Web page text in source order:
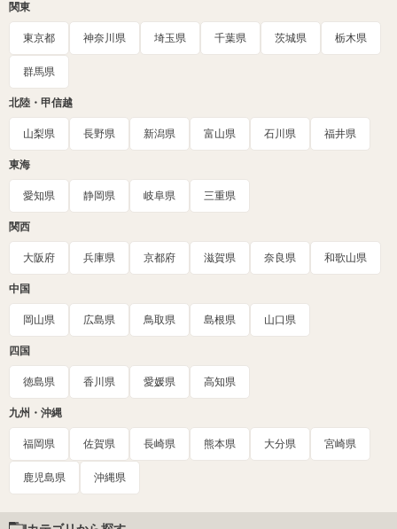
関東
東京都 神奈川県 埼玉県 千葉県 茨城県 栃木県
群馬県
北陸・甲信越
山梨県 長野県 新潟県 富山県 石川県 福井県
東海
愛知県 静岡県 岐阜県 三重県
関西
大阪府 兵庫県 京都府 滋賀県 奈良県 和歌山県
中国
岡山県 広島県 鳥取県 島根県 山口県
四国
徳島県 香川県 愛媛県 高知県
九州・沖縄
福岡県 佐賀県 長崎県 熊本県 大分県 宮崎県
鹿児島県 沖縄県